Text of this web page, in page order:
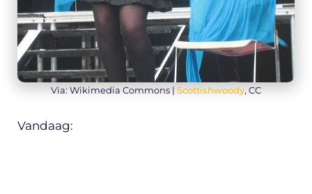
Via: Wikimedia Commons | Scottishwoody, CC
Vandaag: